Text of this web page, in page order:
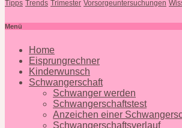
Tipps Trends Trimester Vorsorgeuntersuchungen
Menü
Home
Eisprungrechner
Kinderwunsch
Schwangerschaft
Schwanger werden
Schwangerschaftstest
Anzeichen einer
Schwangerschaftsverlauf